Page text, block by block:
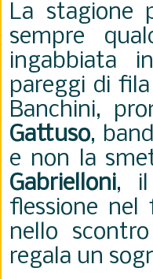
La stagione
sempre
ingabbiata
pareggi di
Banchini,
Gattuso,
e non la
Gabrielloni, il
flessione nel
nello
regala un